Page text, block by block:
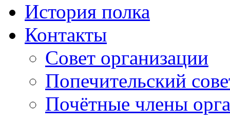
История полка
Контакты
Совет организации
Попечительский
Почётные члены